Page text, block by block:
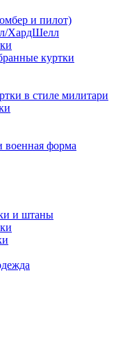
и пилот)
ХардШелл
куртки
в стиле милитари
военная форма
и штаны